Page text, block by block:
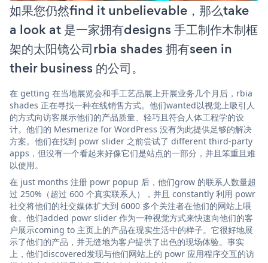
如果您仍然find it unbelievable，那么take
a look at 是一家拥有designs 手工制作木制框
架的太阳镜公司rbia shades 拥有seen in
their business 的公司。
在 getting 在当地展览会和手工艺品展上开展业务几个月后，rbia
shades 正在寻找一种在线销售方式。他们wanted以视觉上吸引人
的方式向访客展示他们的产品质量、轻巧且符合人体工程学的设
计。他们的 Mesmerize for WordPress 没有为此提供足够的解决
方案。他们在找到 powr slider 之前尝试了 different third-party
apps，但没有一个看起来好像它们是站点的一部分，并且笨重且难
以使用。
在 just months 注册 powr popup 后，他们grow 的联系人数量超
过 250%（超过 600 个真实联系人），并且 constantly 利用 powr
社交将他们的社交媒体扩大到 6000 多个关注者在他们的网站上喂
食。他们added powr slider 作为一种视觉方式来快速向他们的客
户展示coming to 主页上的产品在现实生活中的样子。它很好地展
示了他们的产品，并无缝地为客户提供了出色的现场体验。事实
上，他们discovered发现与他们网站上的 powr 应用程序交互的访